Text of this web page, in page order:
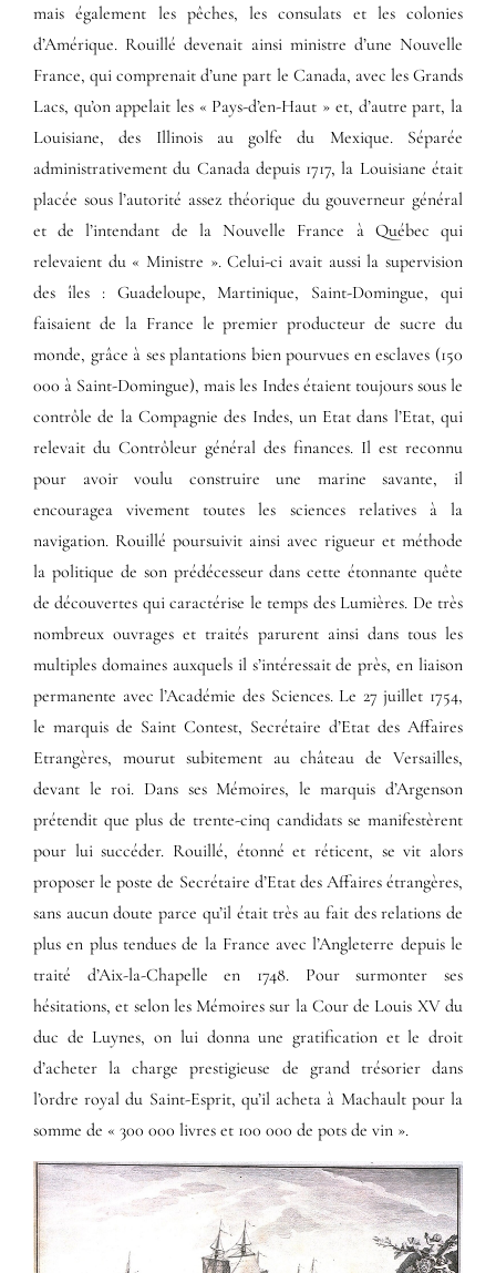
mais également les pêches, les consulats et les colonies
d’Amérique. Rouillé devenait ainsi ministre d’une Nouvelle
France, qui comprenait d’une part le Canada, avec les Grands
Lacs, qu’on appelait les « Pays-d’en-Haut » et, d’autre part, la
Louisiane, des Illinois au golfe du Mexique. Séparée
administrativement du Canada depuis 1717, la Louisiane était
placée sous l’autorité assez théorique du gouverneur général
et de l’intendant de la Nouvelle France à Québec qui
relevaient du « Ministre ». Celui-ci avait aussi la supervision
des îles : Guadeloupe, Martinique, Saint-Domingue, qui
faisaient de la France le premier producteur de sucre du
monde, grâce à ses plantations bien pourvues en esclaves (150
000 à Saint-Domingue), mais les Indes étaient toujours sous le
contrôle de la Compagnie des Indes, un Etat dans l’Etat, qui
relevait du Contrôleur général des finances. Il est reconnu
pour avoir voulu construire une marine savante, il
encouragea vivement toutes les sciences relatives à la
navigation. Rouillé poursuivit ainsi avec rigueur et méthode
la politique de son prédécesseur dans cette étonnante quête
de découvertes qui caractérise le temps des Lumières. De très
nombreux ouvrages et traités parurent ainsi dans tous les
multiples domaines auxquels il s’intéressait de près, en liaison
permanente avec l’Académie des Sciences. Le 27 juillet 1754,
le marquis de Saint Contest, Secrétaire d’Etat des Affaires
Etrangères, mourut subitement au château de Versailles,
devant le roi. Dans ses Mémoires, le marquis d’Argenson
prétendit que plus de trente-cinq candidats se manifestèrent
pour lui succéder. Rouillé, étonné et réticent, se vit alors
proposer le poste de Secrétaire d’Etat des Affaires étrangères,
sans aucun doute parce qu’il était très au fait des relations de
plus en plus tendues de la France avec l’Angleterre depuis le
traité d’Aix-la-Chapelle en 1748. Pour surmonter ses
hésitations, et selon les Mémoires sur la Cour de Louis XV du
duc de Luynes, on lui donna une gratification et le droit
d’acheter la charge prestigieuse de grand trésorier dans
l’ordre royal du Saint-Esprit, qu’il acheta à Machault pour la
somme de « 300 000 livres et 100 000 de pots de vin ».